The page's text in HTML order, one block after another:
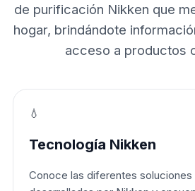
de purificación Nikken que
hogar, brindándote
acceso a productos
💧
Tecnología Nikken
Conoce las diferentes